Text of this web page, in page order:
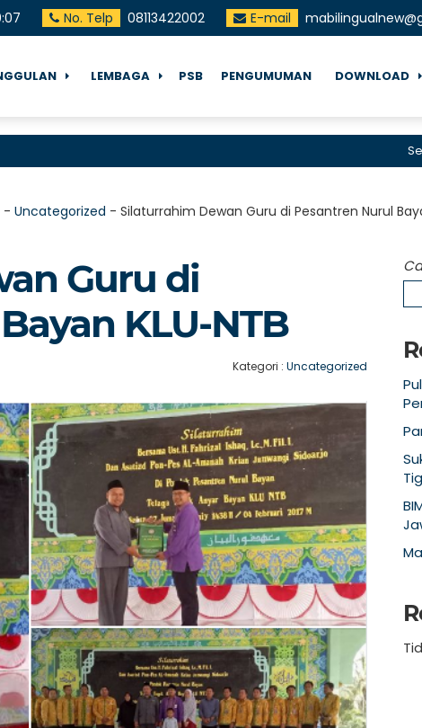
:09 No. Telp 08113422002 E-mail
LEMBAGA PSB PENGUMUMAN DOWNLOAD
Selamat
- Uncategorized - Silaturrahim Dewan Guru di Pesantren Nurul
Guru di
KLU-NTB
Kategori :Uncategorized